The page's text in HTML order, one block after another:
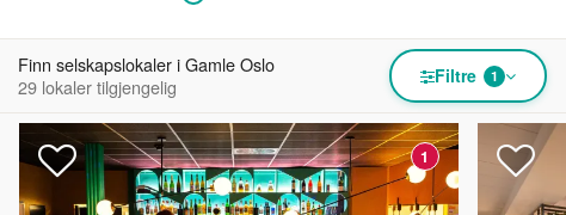
Finn selskapslokaler i Gamle Oslo
29 lokaler tilgjengelig
Filtre 1
1